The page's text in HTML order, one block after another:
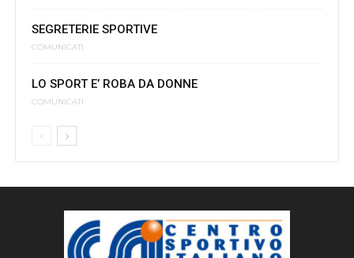
SEGRETERIE SPORTIVE
COMUNICATI
LO SPORT E’ ROBA DA DONNE
COMUNICATI